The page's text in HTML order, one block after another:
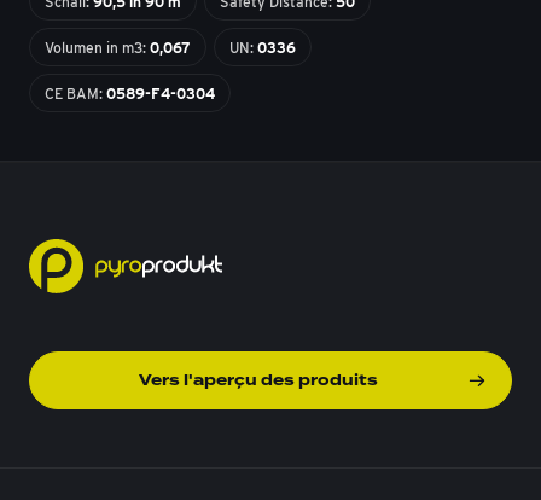
Volumen in m3: 0,067 UN: 0336
CE BAM: 0589-F4-0304
Vers l'aperçu des produits